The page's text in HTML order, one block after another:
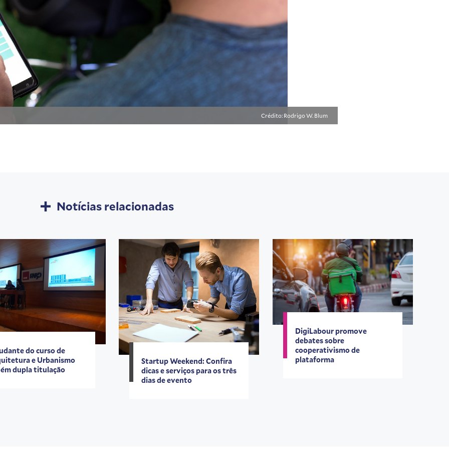
Crédito: Rodrigo W. Blum
Notícias relacionadas
do curso de
e Urbanismo
dupla titulação
Startup Weekend: Confira
dicas e serviços para os três
dias de evento
DigiLabour promove
debates sobre
cooperativismo de
plataforma